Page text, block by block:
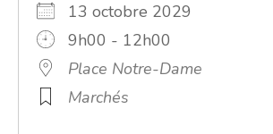
13 octobre 2029
9h00 - 12h00
Place Notre-Dame
Marchés